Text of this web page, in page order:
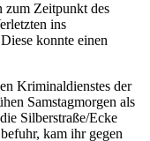
zum Zeitpunkt des
ins
konnte einen
Kriminaldienstes der
Samstagmorgen als
Silberstraße/Ecke
kam ihr gegen